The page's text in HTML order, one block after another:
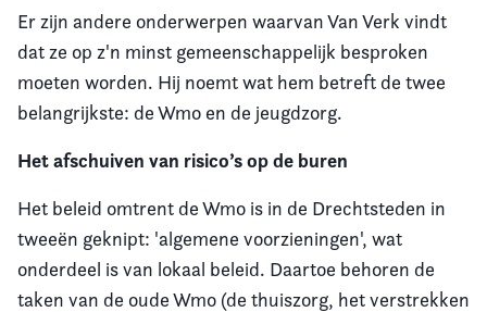
Er zijn andere onderwerpen waarvan Van Verk vindt
dat ze op z'n minst gemeenschappelijk besproken
moeten worden. Hij noemt wat hem betreft de twee
belangrijkste: de Wmo en de jeugdzorg.
Het afschuiven van risico’s op de buren
Het beleid omtrent de Wmo is in de Drechtsteden in
tweeën geknipt: 'algemene voorzieningen', wat
onderdeel is van lokaal beleid. Daartoe behoren de
taken van de oude Wmo (de thuiszorg, het verstrekken